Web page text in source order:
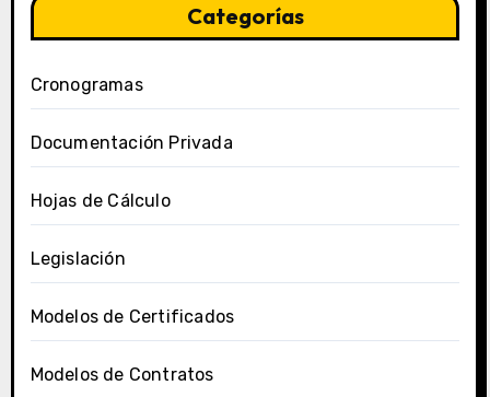
Categorías
Cronogramas
Documentación Privada
Hojas de Cálculo
Legislación
Modelos de Certificados
Modelos de Contratos